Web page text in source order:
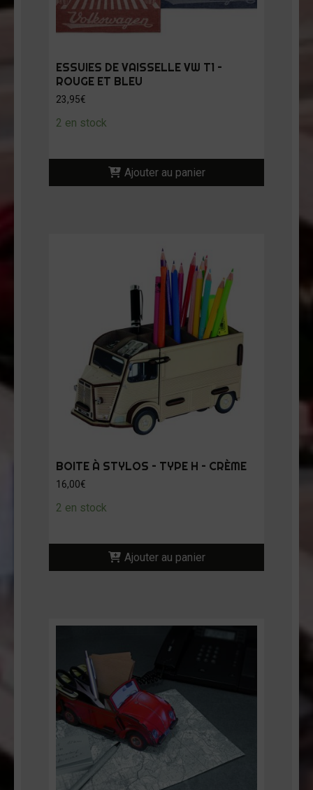
ESSUIES DE VAISSELLE VW T1 –
ROUGE ET BLEU
23,95€
2 en stock
Ajouter au panier
BOITE À STYLOS – TYPE H – CRÈME
16,00€
2 en stock
Ajouter au panier